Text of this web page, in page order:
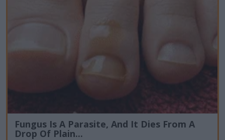
Fungus Is A Parasite, And It Dies From A
Drop Of Plain...